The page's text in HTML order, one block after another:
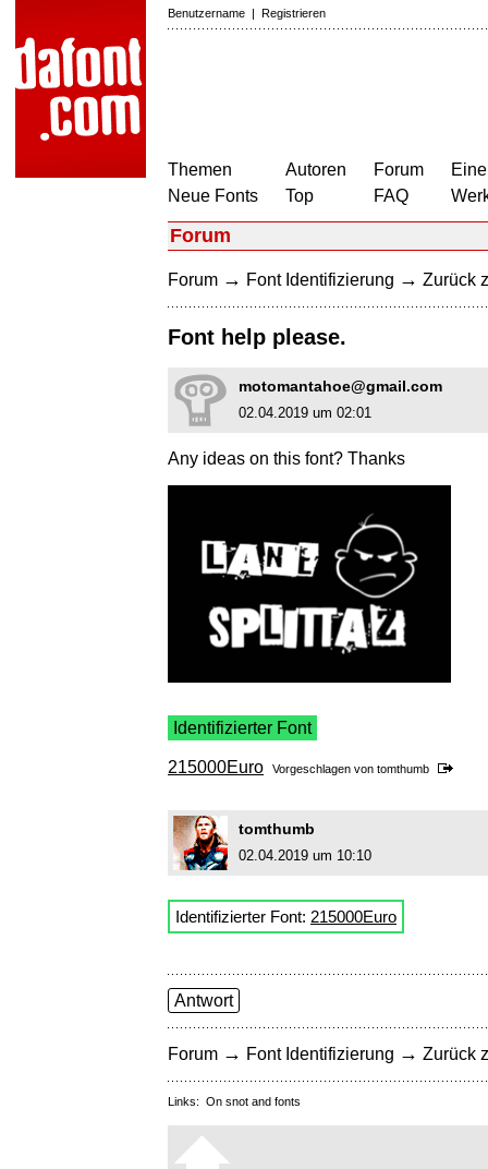
Benutzername | Registrieren
Themen
Neue Fonts
Autoren
Top
Forum
FAQ
Forum
Forum → Font Identifizierung → Zurück
Font help please.
motomantahoe@gmail.com
02.04.2019 um 02:01
Any ideas on this font? Thanks
Identifizierter Font
215000Euro Vorgeschlagen von tomthumb
tomthumb
02.04.2019 um 10:10
Identifizierter Font: 215000Euro
Antwort
Forum → Font Identifizierung → Zurück
Links: On snot and fonts